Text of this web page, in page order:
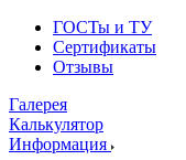
ГОСТы и ТУ
Сертификаты
Отзывы
Галерея
Калькулятор
Информация